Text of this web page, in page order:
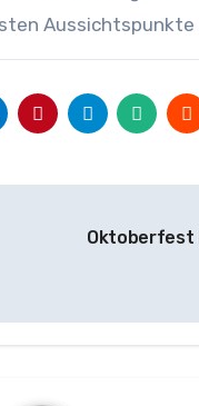
Aussichtspunkte
Oktoberfest